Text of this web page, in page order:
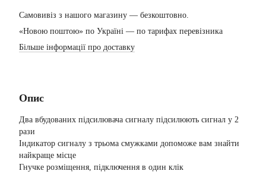
Самовивіз з нашого магазину — безкоштовно.
«Новою поштою» по Україні — по тарифах перевізника
Більше інформації про доставку
Опис
Два вбудованих підсилювача сигналу підсилюють сигнал у 2
рази
Індикатор сигналу з трьома смужками допоможе вам знайти
найкраще місце
Гнучке розміщення, підключення в один клік